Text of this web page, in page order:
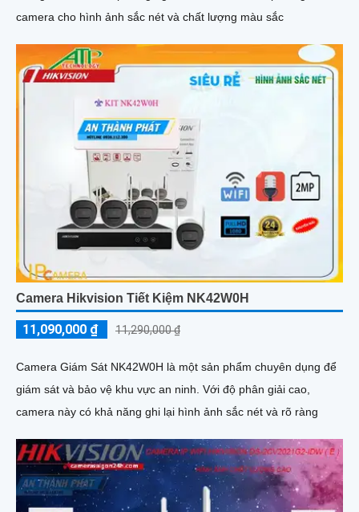
camera cho hình ảnh sắc nét và chất lượng màu sắc
Camera Hikvision Tiết Kiệm NK42W0H
11,090,000 ₫ 11,290,000 ₫
Camera Giám Sát NK42W0H là một sản phẩm chuyên dụng để
giám sát và bảo vệ khu vực an ninh. Với độ phân giải cao,
camera này có khả năng ghi lại hình ảnh sắc nét và rõ ràng